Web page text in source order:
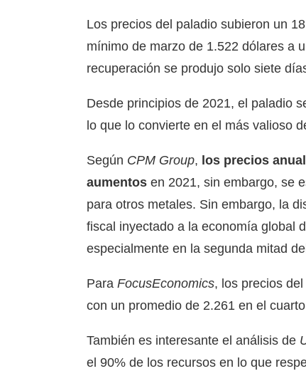
Los precios del paladio subieron un
mínimo de marzo de 1.522 dólares a
recuperación se produjo solo siete
Desde principios de 2021, el paladio
lo que lo convierte en el más valioso
Según CPM Group, los precios
aumentos en 2021, sin embargo, se
para otros metales. Sin embargo, la
fiscal inyectado a la economía global
especialmente en la segunda mitad
Para FocusEconomics, los precios
con un promedio de 2.261 en el
También es interesante el análisis de
el 90% de los recursos en lo que